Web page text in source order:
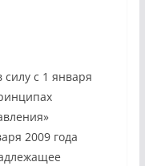
силу с 1 января
2009 года